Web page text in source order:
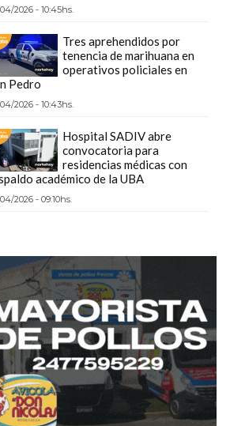
2026 - 10:45hs.
Tres aprehendidos por
tenencia de marihuana en
operativos policiales en
Pedro
2026 - 10:43hs.
Hospital SADIV abre
convocatoria para
residencias médicas con
académico de la UBA
2026 - 09:10hs.